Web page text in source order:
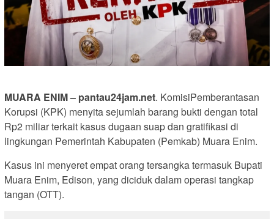
MUARA ENIM – pantau24jam.net. KomisiPemberantasan
Korupsi (KPK) menyita sejumlah barang bukti dengan total
Rp2 miliar terkait kasus dugaan suap dan gratifikasi di
lingkungan Pemerintah Kabupaten (Pemkab) Muara Enim.
Kasus ini menyeret empat orang tersangka termasuk Bupati
Muara Enim, Edison, yang diciduk dalam operasi tangkap
tangan (OTT).